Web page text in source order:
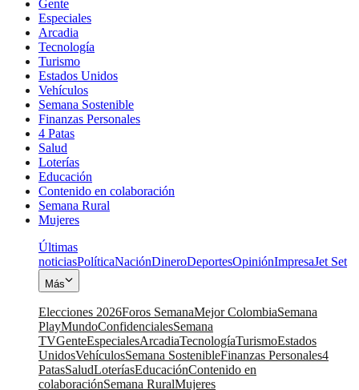
Gente
Especiales
Arcadia
Tecnología
Turismo
Estados Unidos
Vehículos
Semana Sostenible
Finanzas Personales
4 Patas
Salud
Loterías
Educación
Contenido en colaboración
Semana Rural
Mujeres
Últimas
noticiasPolíticaNaciónDineroDeportesOpiniónImpresaJet Set
Más
Elecciones 2026Foros SemanaMejor ColombiaSemana
PlayMundoConfidencialesSemana
TVGenteEspecialesArcadiaTecnologíaTurismoEstados
UnidosVehículosSemana SostenibleFinanzas Personales4
PatasSaludLoteríasEducaciónContenido en
colaboraciónSemana RuralMujeres